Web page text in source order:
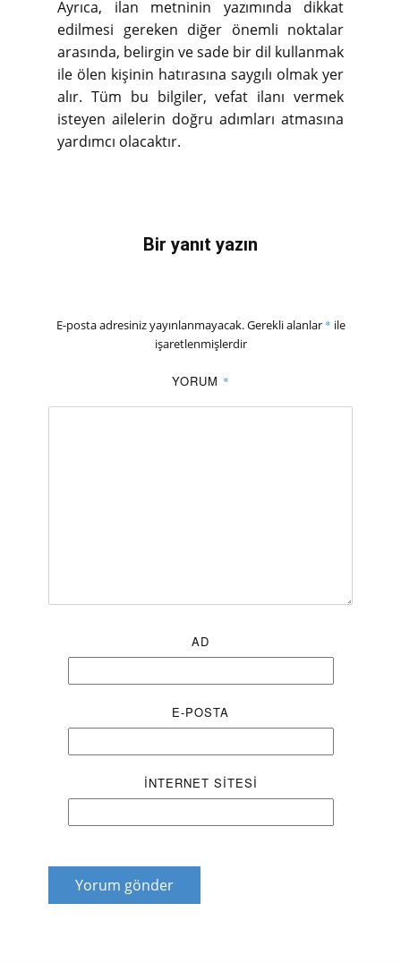
Ayrıca, ilan metninin yazımında dikkat
edilmesi gereken diğer önemli noktalar
arasında, belirgin ve sade bir dil kullanmak
ile ölen kişinin hatırasına saygılı olmak yer
alır. Tüm bu bilgiler, vefat ilanı vermek
isteyen ailelerin doğru adımları atmasına
yardımcı olacaktır.
Bir yanıt yazın
E-posta adresiniz yayınlanmayacak.Gerekli alanlar * ile
işaretlenmişlerdir
YORUM *
AD
E-POSTA
İNTERNET SITESI
Yorum gönder